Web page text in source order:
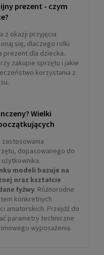
K2
prezent - czym
z okazji przyjęcia
się, dlaczego rolki
prezent dla dziecka.
zakupie sprzętu i jakie
korzystania z
Wielki
zastosowania
dopasowanego do
modeli bazuje na
oraz kształcie
łyżwy. Różnorodne
konkretnych
amatorskich. Przejdź do
parametry techniczne
wyposażenia.